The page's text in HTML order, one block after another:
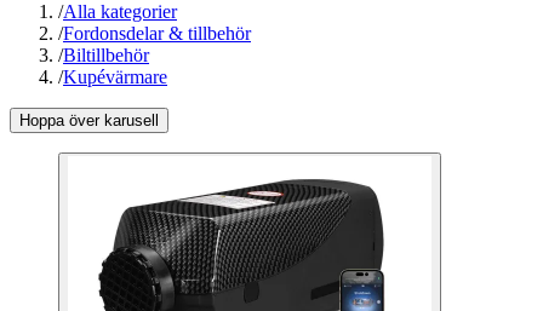
/Alla kategorier
/Fordonsdelar & tillbehör
/Biltillbehör
/Kupévärmare
Hoppa över karusell